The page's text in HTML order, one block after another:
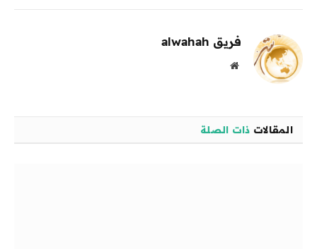
فريق alwahah
موقع
المقالات ذات الصلة